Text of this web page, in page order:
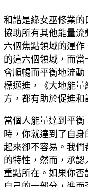
和諧是綠女巫修業
協助所有其他能量
六個焦點領域的運
的這六個領域，而
會順暢而平衡地流動
標邁進，《大地能
方，都有助於促進和
當個人能量達到平
時，你就達到了自
起來卻不容易。我
的特性，然而，承
重點所在。如果你